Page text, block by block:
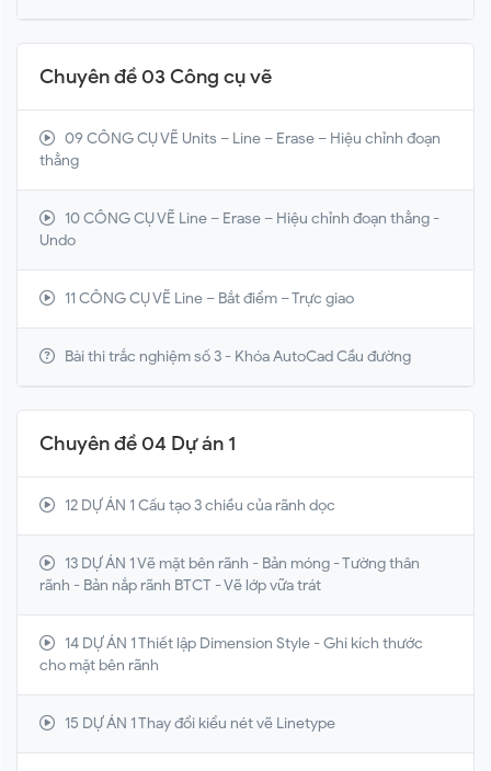
Chuyên đề 03 Công cụ vẽ
09 CÔNG CỤ VẼ Units – Line – Erase – Hiệu chỉnh đoạn
thẳng
10 CÔNG CỤ VẼ Line – Erase – Hiệu chỉnh đoạn thẳng -
Undo
11 CÔNG CỤ VẼ Line – Bắt điểm – Trực giao
Bài thi trắc nghiệm số 3 - Khóa AutoCad Cầu đường
Chuyên đề 04 Dự án 1
12 DỰ ÁN 1 Cấu tạo 3 chiều của rãnh dọc
13 DỰ ÁN 1 Vẽ mặt bên rãnh - Bản móng - Tường thân
rãnh - Bản nắp rãnh BTCT - Vẽ lớp vữa trát
14 DỰ ÁN 1 Thiết lập Dimension Style - Ghi kích thước
cho mặt bên rãnh
15 DỰ ÁN 1 Thay đổi kiểu nét vẽ Linetype